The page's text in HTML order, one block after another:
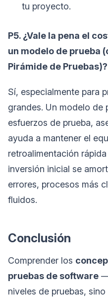
tu proyecto.
P5. ¿Vale la pena el
un modelo de prueba
Pirámide de Pruebas)?
Sí, especialmente para
grandes. Un modelo de
esfuerzos de prueba,
ayuda a mantener el
retroalimentación
inversión inicial se
errores, procesos más
fluidos.
Conclusión
Comprender los
pruebas de software
niveles de pruebas, sino